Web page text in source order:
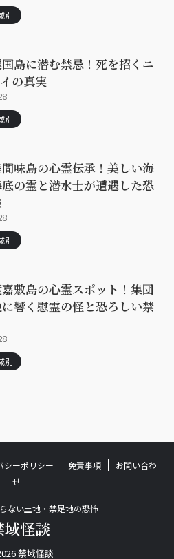
別
島に潜む禁忌！死を招くニ
の真実
別
味島の心霊伝承！美しい海
の霊と潜水士が遭遇した恐
別
敷島の心霊スポット！集団
響く慰霊の怪と恐ろしい禁
別
シーポリシー 免責事項
お問い合わ
せ
ない土地・禁足地の恐怖
域怪談
禁域怪談